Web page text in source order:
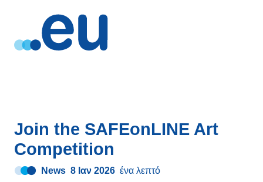
Join the SAFEonLINE Art
Competition
News 8 Ιαν 2026 ένα λεπτό